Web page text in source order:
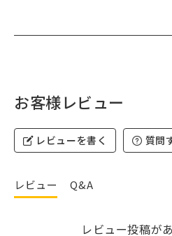
お客様レビュー
レビューを書く 質問
レビュー Q&A
レビュー投稿が